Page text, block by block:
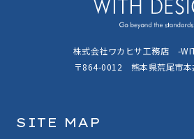
株式会社ワカヒサ工務店 -
〒864-0012 熊本県荒尾市本
SITE MAP